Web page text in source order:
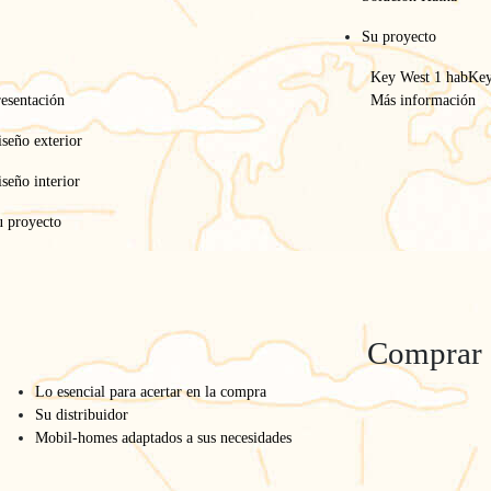
Su proyecto
exterior
interior
proyecto
Key West 1 hab
Más información
Comprar
Lo esencial para acertar en la compra
Su distribuidor
Mobil-homes adaptados a sus necesidades
Key West 2 hab
Key West 2 hab BY O’HARA
Modelo